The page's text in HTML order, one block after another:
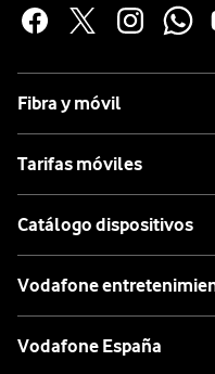
Fibra y móvil
Tarifas móviles
Catálogo dispositivos
Vodafone
Vodafone España